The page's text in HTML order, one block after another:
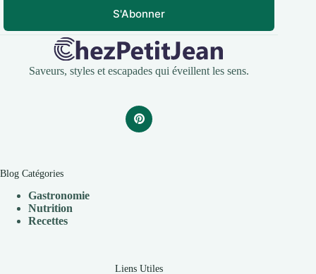
S'Abonner
Saveurs, styles et escapades qui éveillent les sens.
Blog Catégories
Gastronomie
Nutrition
Recettes
Liens Utiles